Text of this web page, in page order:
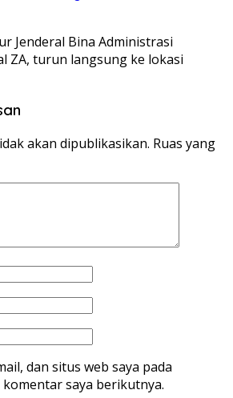
Jenderal Bina Administrasi
ZA, turun langsung ke lokasi
akan dipublikasikan. Ruas yang
dan situs web saya pada
saya berikutnya.